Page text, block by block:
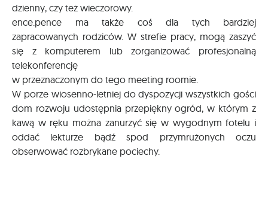
dzienny, czy też wieczorowy.
ence.pence ma także coś dla tych bardziej
zapracowanych rodziców. W strefie pracy, mogą zaszyć
się z komputerem lub zorganizować profesjonalną
telekonferencję
w przeznaczonym do tego meeting roomie.
W porze wiosenno-letniej do dyspozycji wszystkich gości
dom rozwoju udostępnia przepiękny ogród, w którym z
kawą w ręku można zanurzyć się w wygodnym fotelu i
oddać lekturze bądź spod przymrużonych oczu
obserwować rozbrykane pociechy.